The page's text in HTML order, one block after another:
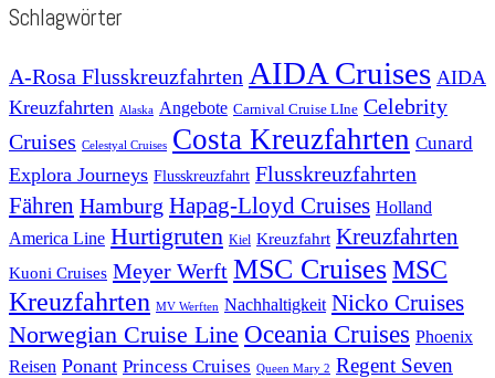
Schlagwörter
A-Rosa Flusskreuzfahrten AIDA Cruises AIDA
Kreuzfahrten
Alaska Angebote Carnival Cruise LIne Celebrity
Cruises Celestyal Cruises Costa Kreuzfahrten Cunard
Explora Journeys Flusskreuzfahrt Flusskreuzfahrten
Fähren Hamburg Hapag-Lloyd Cruises Holland
America Line Hurtigruten Kiel Kreuzfahrt Kreuzfahrten
Kuoni Cruises Meyer Werft MSC CruisesMSC
Kreuzfahrten MV Werften Nachhaltigkeit Nicko Cruises
Norwegian Cruise Line Oceania Cruises Phoenix
Reisen Ponant Princess Cruises Queen Mary 2 Regent Seven